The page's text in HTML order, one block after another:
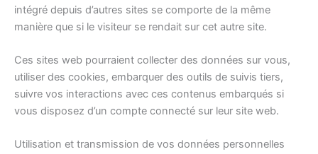
intégré depuis d’autres sites se comporte de la même
manière que si le visiteur se rendait sur cet autre site.
Ces sites web pourraient collecter des données sur vous,
utiliser des cookies, embarquer des outils de suivis tiers,
suivre vos interactions avec ces contenus embarqués si
vous disposez d’un compte connecté sur leur site web.
Utilisation et transmission de vos données personnelles